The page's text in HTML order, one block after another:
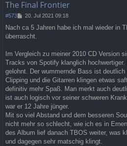
The Final Frontier
#573
B
i
t
a
g
20. Jul 2021 09:18
Nach ca 5 Jahren habe ich mal wieder in
überrascht.
Im Vergleich zu meiner 2010 CD Version
Tracks von Spotify klanglich
gelohnt. Der wummernde Bass ist
Clipping und die Gitarren klingen etwas
definitiv mehr Spaß. Man merkt auch
ist auch logisch vor seiner schweren
war er 12 Jahre jünger.
Mit so viel Abstand und dem besseren
nicht mehr so schlecht, wie ich es in
des Album lief danach TBOS weiter, was
und dagegen sehr matschig klingt.